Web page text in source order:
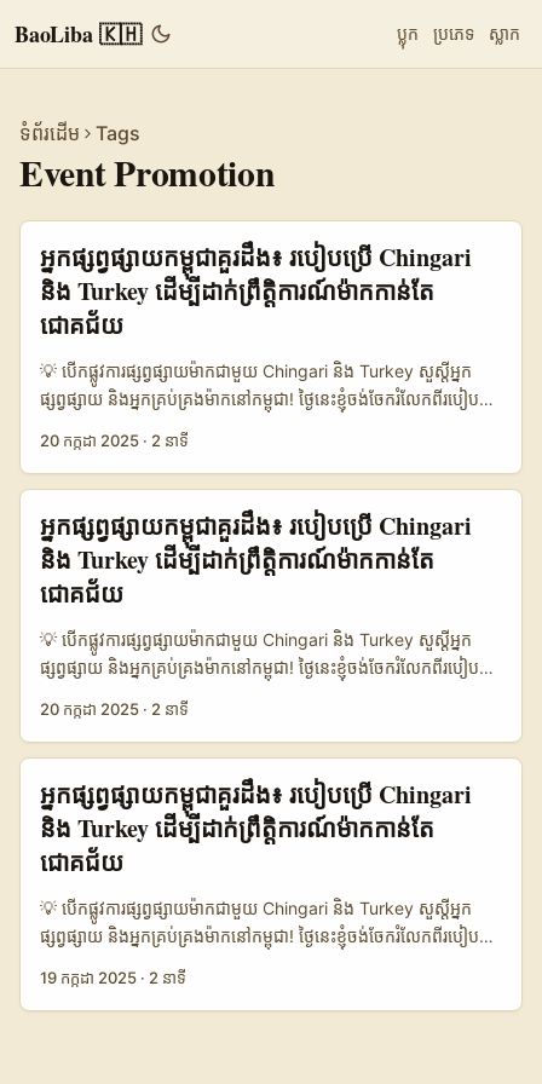
BaoLiba 🇰🇭 ប្លុក ប្រភេទ ស្លាក
ទំព័រដើម Tags
Event Promotion
អ្នកផ្សព្វផ្សាយ​កម្ពុជាគួរដឹង៖ របៀបប្រើ Chingari
និង Turkey ដើម្បីដាក់ព្រឹត្តិការណ៍ម៉ាកកាន់តែ
ជោគជ័យ
💡 បើកផ្លូវការផ្សព្វផ្សាយម៉ាកជាមួយ Chingari និង Turkey សួស្តីអ្នក
ផ្សព្វផ្សាយ និងអ្នកគ្រប់គ្រងម៉ាកនៅកម្ពុជា! ថ្ងៃនេះខ្ញុំចង់ចែករំលែកពីរបៀប
នឹងទីកន្លែងដ៏ទាក់ទាញដូចជា Turkey ដើម្បីធ្វើព្រឹត្តិការណ៍ផ្សព្វផ្សាយម៉ាកឲ្យ
ចាប់ពីឆ្នាំថ្មីៗនេះ Chingari កំពុងកើនឡើងយ៉ាងខ្លាំងនៅក្នុងតំបន់អាស៊ី និង
អឺរ៉ុប បង្កើតឱកាសដ៏ល្អសម្រាប់ម៉ាកផ្សព្វផ្សាយដោយផ្ទាល់ទៅកាន់អ្នកប្រើ
ប្រាស់វ័យក្មេង និងសកម្ម។ អ្នកផ្សព្វផ្សាយនៅកម្ពុជាគួរបង្កើតកម្មវិធីពិសេសៗ
ដើម្បីប្រើប្រាស់ឱកាសនេះជាមួយការចូលរួមពីប្រទេស Turkey ដែលមាន
តើហេតុអ្វីបានជាត្រូវប្រើ Chingari និង Turkey សម្រាប់ការផ្សព្វផ្សាយ?
ពីព្រោះវាផ្តល់ឱកាសដ៏អស្ចារ្យក្នុងការបង្កើតមេឌៀដែលទាក់ទាញ និងបង្កើត
ព្រឹត្តិការណ៍ដែលមានភាពទាក់ទាញយ៉ាងខ្លាំងក្នុងទីផ្សារកម្ពុជា។ 📊 តារាង
🧑‍🎤 ចំនួនអ្នកប្រើប្រាស់ (លាន) 👥 តម្លៃផ្សព្វផ្សាយលើមួយព្រឹត្តិការណ៍ 💰
អាណត្តិគ្រប់គ្រងម៉ាក 🇹🇷 សមត្ថភាពផ្សព្វផ្សាយជាតិ & អន្តរជាតិ 🌍
Chingari 120 $500 - $2,000 គ្រប់គ្រងដោយជាតិឥណ្ឌា ខ្លាំងក្នុង
តំបន់អាស៊ី TikTok 1,000+ $1,000 - $5,000 ជាតិអាមេរិក ខ្លាំងទូ
ទាំងពិភពលោក Instagram Reels 500+ $800 - $3,000 ជាតិ
អាមេរិក ខ្លាំងទូទាំងពិភពលោក Turkey Events N/A $5,000 -
$50,000 រដ្ឋាភិបាលកម្ពុជា និងឯកជន ជំនួយសម្រាប់ព្រឹត្តិការណ៍ធំៗ និង
វប្បធម៌ តារាងខាងលើបង្ហាញពីការប្រៀបធៀបរវាងប្លាតហ្វូមវីដេអូខ្លី និងការ
រៀបចំព្រឹត្តិការណ៍នៅ Turkey សម្រាប់ការផ្សព្វផ្សាយម៉ាក។ Chingari មាន
ចំនួនអ្នកប្រើប្រាស់កំពុងកើនឡើងយ៉ាងលឿនក្នុងតំបន់អាស៊ី ហើយថ្លៃ
20 កក្កដា 2025 · 2 នាទី
អ្នកផ្សព្វផ្សាយ​កម្ពុជាគួរដឹង៖ របៀបប្រើ Chingari
និង Turkey ដើម្បីដាក់ព្រឹត្តិការណ៍ម៉ាកកាន់តែ
ជោគជ័យ
💡 បើកផ្លូវការផ្សព្វផ្សាយម៉ាកជាមួយ Chingari និង Turkey សួស្តីអ្នក
ផ្សព្វផ្សាយ និងអ្នកគ្រប់គ្រងម៉ាកនៅកម្ពុជា! ថ្ងៃនេះខ្ញុំចង់ចែករំលែកពីរបៀប
នឹងទីកន្លែងដ៏ទាក់ទាញដូចជា Turkey ដើម្បីធ្វើព្រឹត្តិការណ៍ផ្សព្វផ្សាយម៉ាកឲ្យ
ចាប់ពីឆ្នាំថ្មីៗនេះ Chingari កំពុងកើនឡើងយ៉ាងខ្លាំងនៅក្នុងតំបន់អាស៊ី និង
អឺរ៉ុប បង្កើតឱកាសដ៏ល្អសម្រាប់ម៉ាកផ្សព្វផ្សាយដោយផ្ទាល់ទៅកាន់អ្នកប្រើ
ប្រាស់វ័យក្មេង និងសកម្ម។ អ្នកផ្សព្វផ្សាយនៅកម្ពុជាគួរបង្កើតកម្មវិធីពិសេសៗ
ដើម្បីប្រើប្រាស់ឱកាសនេះជាមួយការចូលរួមពីប្រទេស Turkey ដែលមាន
តើហេតុអ្វីបានជាត្រូវប្រើ Chingari និង Turkey សម្រាប់ការផ្សព្វផ្សាយ?
ពីព្រោះវាផ្តល់ឱកាសដ៏អស្ចារ្យក្នុងការបង្កើតមេឌៀដែលទាក់ទាញ និងបង្កើត
ព្រឹត្តិការណ៍ដែលមានភាពទាក់ទាញយ៉ាងខ្លាំងក្នុងទីផ្សារកម្ពុជា។ 📊 តារាង
20 កក្កដា 2025 · 2 នាទី
អ្នកផ្សព្វផ្សាយ​កម្ពុជាគួរដឹង៖ របៀបប្រើ Chingari
និង Turkey ដើម្បីដាក់ព្រឹត្តិការណ៍ម៉ាកកាន់តែ
ជោគជ័យ
💡 បើកផ្លូវការផ្សព្វផ្សាយម៉ាកជាមួយ Chingari និង Turkey សួស្តីអ្នក
ផ្សព្វផ្សាយ និងអ្នកគ្រប់គ្រងម៉ាកនៅកម្ពុជា! ថ្ងៃនេះខ្ញុំចង់ចែករំលែកពីរបៀប
នឹងទីកន្លែងដ៏ទាក់ទាញដូចជា Turkey ដើម្បីធ្វើព្រឹត្តិការណ៍ផ្សព្វផ្សាយម៉ាកឲ្យ
19 កក្កដា 2025 · 2 នាទី